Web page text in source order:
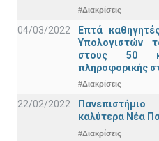
#Διακρίσεις
04/03/2022
Επτά
Υπολογιστών
στους 50
πληροφορικής
#Διακρίσεις
22/02/2022
καλύτερα Νέα
#Διακρίσεις